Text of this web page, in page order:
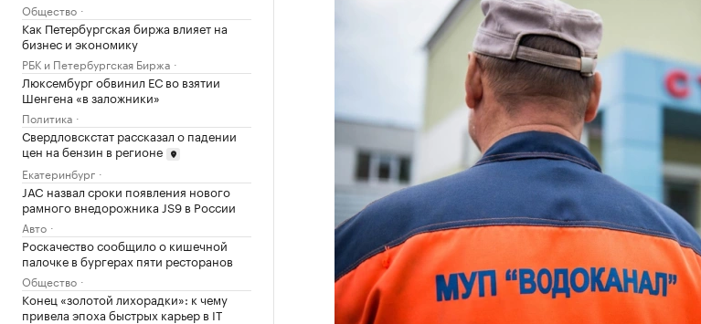
Общество
Как Петербургская биржа влияет на
бизнес и экономику
РБК и Петербургская Биржа
Люксембург обвинил ЕС во взятии
Шенгена «в заложники»
Политика
Свердловскстат рассказал о падении
цен на бензин в регионе
Екатеринбург
JAC назвал сроки появления нового
рамного внедорожника JS9 в России
Авто
Роскачество сообщило о кишечной
палочке в бургерах пяти ресторанов
Общество
Конец «золотой лихорадки»: к чему
привела эпоха быстрых карьер в IT